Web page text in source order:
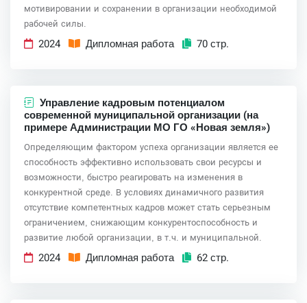
мотивировании и сохранении в организации необходимой
рабочей силы.
2024 Дипломная работа 70 стр.
Управление кадровым потенциалом
современной муниципальной организации (на
примере Администрации МО ГО «Новая земля»)
Определяющим фактором успеха организации является ее
способность эффективно использовать свои ресурсы и
возможности, быстро реагировать на изменения в
конкурентной среде. В условиях динамичного развития
отсутствие компетентных кадров может стать серьезным
ограничением, снижающим конкурентоспособность и
развитие любой организации, в т.ч. и муниципальной.
2024 Дипломная работа 62 стр.